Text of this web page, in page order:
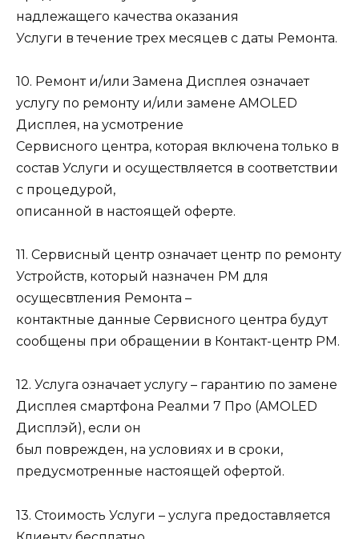
надлежащего качества оказания
Услуги в течение трех месяцев с даты Ремонта.
10. Ремонт и/или Замена Дисплея означает
услугу по ремонту и/или замене AMOLED
Дисплея, на усмотрение
Сервисного центра, которая включена только в
состав Услуги и осуществляется в соответствии
с процедурой,
описанной в настоящей оферте.
11. Сервисный центр означает центр по ремонту
Устройств, который назначен РМ для
осущесвтления Ремонта –
контактные данные Сервисного центра будут
сообщены при обращении в Контакт-центр РМ.
12. Услуга означает услугу – гарантию по замене
Дисплея смартфона Реалми 7 Про (AMOLED
Дисплэй), если он
был поврежден, на условиях и в сроки,
предусмотренные настоящей офертой.
13. Стоимость Услуги – услуга предоставляется